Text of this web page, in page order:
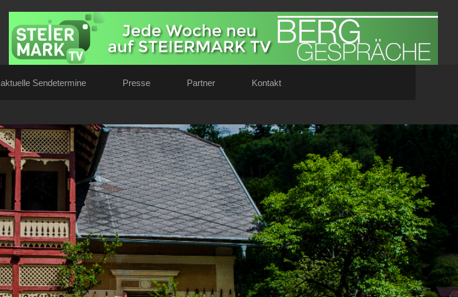
aktuelle Sendetermine Presse Partner Kontakt